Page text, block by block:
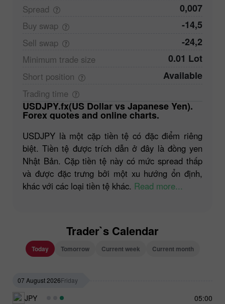
Spread 0,007
Buy swap -14,5
Sell swap -24,2
Minimum trade size 0.01 Lot
Short position Available
Trading time
USDJPY.fx(US Dollar vs Japanese Yen).
Forex quotes and online charts.
USDJPY là một cặp tiền tệ có đặc điểm riêng
biệt. Tiền tệ được trích dẫn ở đây là đồng yen
Nhật Bản. Cặp tiền tệ này có mức spread thấp
và được đặc trưng bởi một xu hướng ổn định,
khác với các loại tiền tệ khác. Read more...
Trader`s Calendar
Today Tomorrow Current week Current month
07 August 2026Friday
05:00
JPY